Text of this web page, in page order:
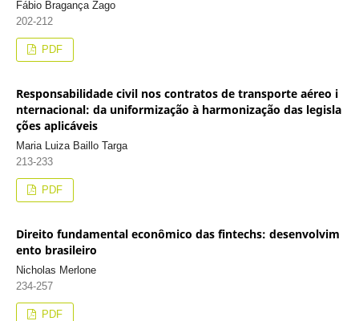
Fábio Bragança Zago
202-212
PDF
Responsabilidade civil nos contratos de transporte aéreo i
nternacional: da uniformização à harmonização das legisla
ções aplicáveis
Maria Luiza Baillo Targa
213-233
PDF
Direito fundamental econômico das fintechs: desenvolvim
ento brasileiro
Nicholas Merlone
234-257
PDF